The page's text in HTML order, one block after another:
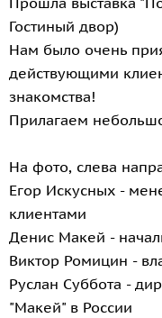
Прошла выставка
Гостиный двор)
Нам было очень
действующими
знакомства!
Прилагаем
На фото, слева
Егор Искусных -
клиентами
Денис Макей -
Виктор Ромицин -
Руслан Суббота -
"Макей" в России